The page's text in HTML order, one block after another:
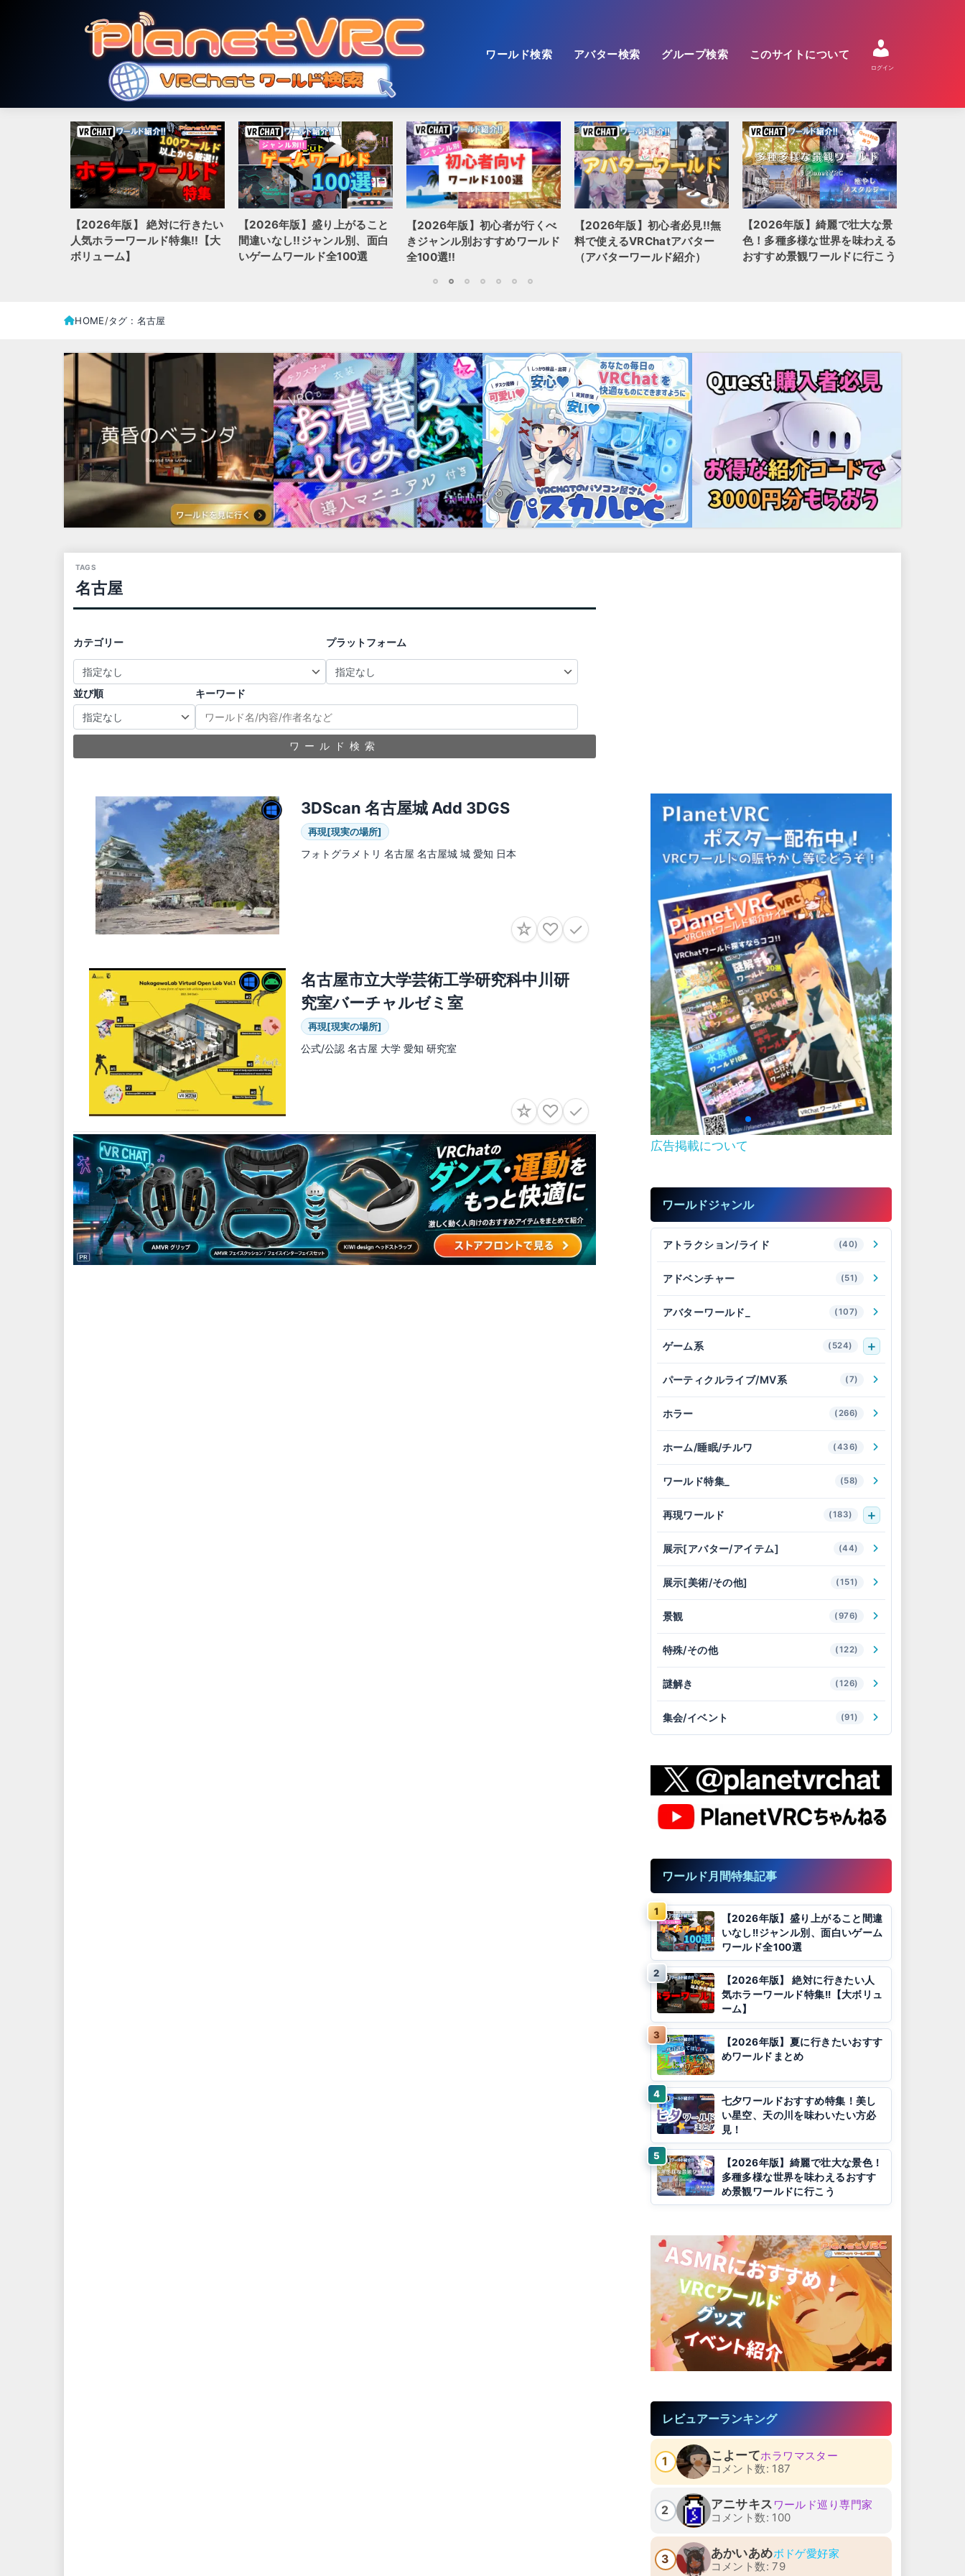
ワールド検索 アバター検索 グループ検索 このサイトについて
ログイン
【2026年版】 絶対に行きたい
人気ホラーワールド特集!!【大
ボリューム】
【2026年版】盛り上がること
間違いなし!!ジャンル別、面白
いゲームワールド全100選
【2026年版】初心者が行くべ
きジャンル別おすすめワールド
全100選!!
【2026年版】初心者必見!!無
料で使えるVRChatアバター
（アバターワールド紹介）
【2026年版】綺麗で壮大な景
色！多種多様な世界を味わえる
おすすめ景観ワールドに行こう
HOME タグ : 名古屋
名古屋
カテゴリー プラットフォーム
並び順 キーワード
ワールド検索
3DScan 名古屋城 Add 3DGS
再現[現実の場所]
フォトグラメトリ 名古屋 名古屋城 城 愛知 日本
☆ ♡ ✓
名古屋市立大学芸術工学研究科中川研
究室バーチャルゼミ室
再現[現実の場所]
公式/公認 名古屋 大学 愛知 研究室
☆ ♡ ✓
広告掲載について
ワールドジャンル
アトラクション/ライド (40)
アドベンチャー (51)
アバターワールド_ (107)
ゲーム系 (524)
パーティクルライブ/MV系 (7)
ホラー (266)
ホーム/睡眠/チルワ (436)
ワールド特集_ (58)
再現ワールド (183)
展示[アバター/アイテム] (44)
展示[美術/その他] (151)
景観 (976)
特殊/その他 (122)
謎解き (126)
集会/イベント (91)
ワールド月間特集記事
【2026年版】盛り上がること間違
いなし!!ジャンル別、面白いゲーム
ワールド全100選
【2026年版】 絶対に行きたい人
気ホラーワールド特集!!【大ボリュ
ーム】
【2026年版】夏に行きたいおすす
めワールドまとめ
七夕ワールドおすすめ特集！美し
い星空、天の川を味わいたい方必
見！
【2026年版】綺麗で壮大な景色！
多種多様な世界を味わえるおすす
め景観ワールドに行こう
レビュアーランキング
1 こよーてホラワマスター
コメント数: 187
2 アニサキス ワールド巡り専門家
コメント数: 100
3 あかいあめボドゲ愛好家
コメント数: 79